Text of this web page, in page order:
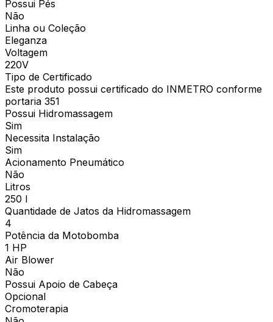
Possui Pés
Não
Linha ou Coleção
Eleganza
Voltagem
220V
Tipo de Certificado
Este produto possui certificado do INMETRO conforme
portaria 351
Possui Hidromassagem
Sim
Necessita Instalação
Sim
Acionamento Pneumático
Não
Litros
250 l
Quantidade de Jatos da Hidromassagem
4
Potência da Motobomba
1 HP
Air Blower
Não
Possui Apoio de Cabeça
Opcional
Cromoterapia